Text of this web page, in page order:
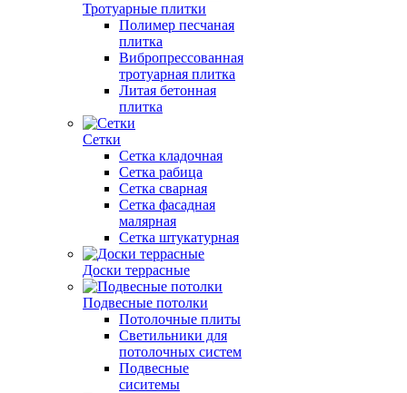
Тротуарные плитки
Полимер песчаная
плитка
Вибропрессованная
тротуарная плитка
Литая бетонная
плитка
Сетки
Сетка кладочная
Сетка рабица
Сетка сварная
Сетка фасадная
малярная
Сетка штукатурная
Доски террасные
Подвесные потолки
Потолочные плиты
Светильники для
потолочных систем
Подвесные
сиситемы